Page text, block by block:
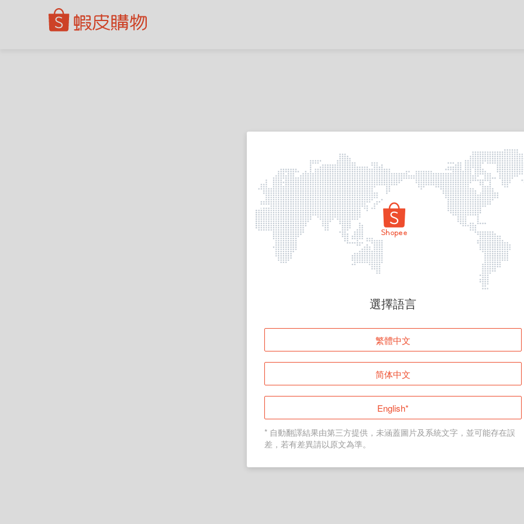
頁面無法顯示
登入
返回首頁
選擇語言
繁體中文
简体中文
English*
* 自動翻譯結果由第三方提供，未涵蓋圖片及系統文字，並可能存在誤
差，若有差異請以原文為準。